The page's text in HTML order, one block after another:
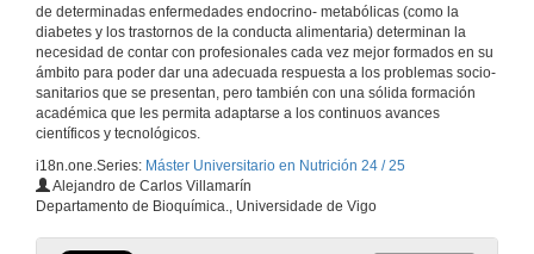
de determinadas enfermedades endocrino- metabólicas (como la
diabetes y los trastornos de la conducta alimentaria) determinan la
necesidad de contar con profesionales cada vez mejor formados en su
ámbito para poder dar una adecuada respuesta a los problemas socio-
sanitarios que se presentan, pero también con una sólida formación
académica que les permita adaptarse a los continuos avances
científicos y tecnológicos.
i18n.one.Series: Máster Universitario en Nutrición 24 / 25
Alejandro de Carlos Villamarín
Departamento de Bioquímica., Universidade de Vigo
NEUROENDOCRINOLOGÍA BÁSICA Y CLÍNICA. Función reproductora y Nutrición
25 de out. de 2024
25 de out. de 2024